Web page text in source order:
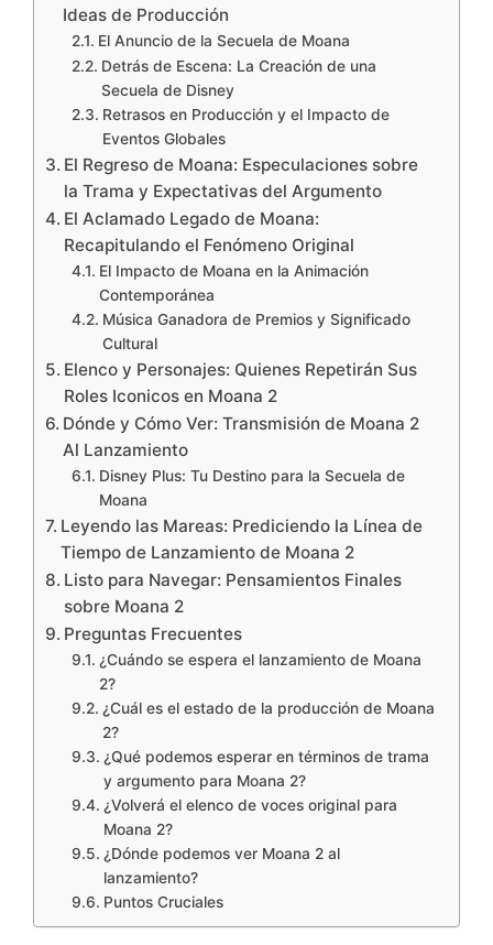
Ideas de Producción
El Anuncio de la Secuela de Moana
Detrás de Escena: La Creación de una
Secuela de Disney
Retrasos en Producción y el Impacto de
Eventos Globales
El Regreso de Moana: Especulaciones sobre
la Trama y Expectativas del Argumento
El Aclamado Legado de Moana:
Recapitulando el Fenómeno Original
El Impacto de Moana en la Animación
Contemporánea
Música Ganadora de Premios y Significado
Cultural
Elenco y Personajes: Quienes Repetirán Sus
Roles Iconicos en Moana 2
Dónde y Cómo Ver: Transmisión de Moana 2
Al Lanzamiento
Disney Plus: Tu Destino para la Secuela de
Moana
Leyendo las Mareas: Prediciendo la Línea de
Tiempo de Lanzamiento de Moana 2
Listo para Navegar: Pensamientos Finales
sobre Moana 2
Preguntas Frecuentes
¿Cuándo se espera el lanzamiento de Moana
2?
¿Cuál es el estado de la producción de Moana
2?
¿Qué podemos esperar en términos de trama
y argumento para Moana 2?
¿Volverá el elenco de voces original para
Moana 2?
¿Dónde podemos ver Moana 2 al
lanzamiento?
Puntos Cruciales